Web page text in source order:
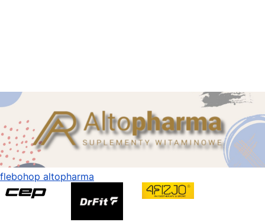
flebohop altopharma